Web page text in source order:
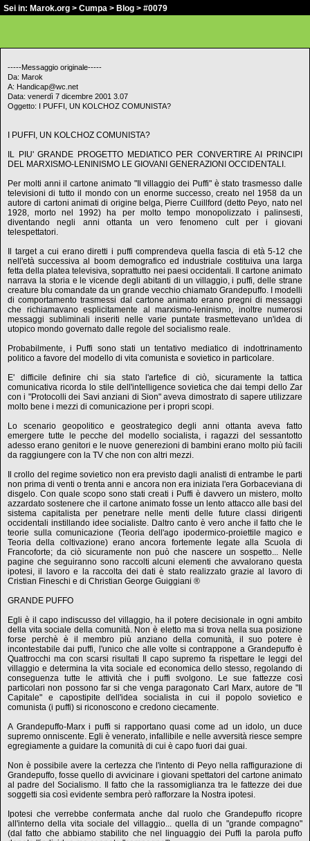
Sei in: Marok.org > Cumpa > Blog > #0079
-----Messaggio originale-----
Da: Marok
A: Handicap@wc.net
Data: venerdì 7 dicembre 2001 3.07
Oggetto: I PUFFI, UN KOLCHOZ COMUNISTA?
I PUFFI, UN KOLCHOZ COMUNISTA?
IL PIU' GRANDE PROGETTO MEDIATICO PER CONVERTIRE AI PRINCIPI
DEL MARXISMO-LENINISMO LE GIOVANI GENERAZIONI OCCIDENTALI.
Per molti anni il cartone animato "Il villaggio dei Puffi" è stato trasmesso dalle
televisioni di tutto il mondo con un enorme successo, creato nel 1958 da un
autore di cartoni animati di origine belga, Pierre Cuillford (detto Peyo, nato nel
1928, morto nel 1992) ha per molto tempo monopolizzato i palinsesti,
diventando negli anni ottanta un vero fenomeno cult per i giovani
telespettatori.
Il target a cui erano diretti i puffi comprendeva quella fascia di età 5-12 che
nell'età successiva al boom demografico ed industriale costituiva una larga
fetta della platea televisiva, soprattutto nei paesi occidentali. Il cartone animato
narrava la storia e le vicende degli abitanti di un villaggio, i puffi, delle strane
creature blu comandate da un grande vecchio chiamato Grandepuffo. I modelli
di comportamento trasmessi dal cartone animato erano pregni di messaggi
che richiamavano esplicitamente al marxismo-leninismo, inoltre numerosi
messaggi subliminali inseriti nelle varie puntate trasmettevano un'idea di
utopico mondo governato dalle regole del socialismo reale.
Probabilmente, i Puffi sono stati un tentativo mediatico di indottrinamento
politico a favore del modello di vita comunista e sovietico in particolare.
E' difficile definire chi sia stato l'artefice di ciò, sicuramente la tattica
comunicativa ricorda lo stile dell'intelligence sovietica che dai tempi dello Zar
con i "Protocolli dei Savi anziani di Sion" aveva dimostrato di sapere utilizzare
molto bene i mezzi di comunicazione per i propri scopi.
Lo scenario geopolitico e geostrategico degli anni ottanta aveva fatto
emergere tutte le pecche del modello socialista, i ragazzi del sessantotto
adesso erano genitori e le nuove generezioni di bambini erano molto più facili
da raggiungere con la TV che non con altri mezzi.
Il crollo del regime sovietico non era previsto dagli analisti di entrambe le parti
non prima di venti o trenta anni e ancora non era iniziata l'era Gorbaceviana di
disgelo. Con quale scopo sono stati creati i Puffi è davvero un mistero, molto
azzardato sostenere che il cartone animato fosse un lento attacco alle basi del
sistema capitalista per penetrare nelle menti delle future classi dirigenti
occidentali instillando idee socialiste. Daltro canto è vero anche il fatto che le
teorie sulla comunicazione (Teoria dell'ago ipodermico-proiettile magico e
Teoria della coltivazione) erano ancora fortemente legate alla Scuola di
Francoforte; da ciò sicuramente non può che nascere un sospetto... Nelle
pagine che seguiranno sono raccolti alcuni elementi che avvalorano questa
ipotesi, il lavoro e la raccolta dei dati è stato realizzato grazie al lavoro di
Cristian Fineschi e di Christian George Guiggiani ®
GRANDE PUFFO
Egli è il capo indiscusso del villaggio, ha il potere decisionale in ogni ambito
della vita sociale della comunità. Non è eletto ma si trova nella sua posizione
forse perchè è il membro più anziano della comunità, il suo potere è
incontestabile dai puffi, l'unico che alle volte si contrappone a Grandepuffo è
Quattrocchi ma con scarsi risultati Il capo supremo fa rispettare le leggi del
villaggio e determina la vita sociale ed economica dello stesso, regolando di
conseguenza tutte le attività che i puffi svolgono. Le sue fattezze così
particolari non possono far si che venga paragonato Carl Marx, autore de "Il
Capitale" e capostipite dell'idea socialista in cui il popolo sovietico e
comunista (i puffi) si riconoscono e credono ciecamente.
A Grandepuffo-Marx i puffi si rapportano quasi come ad un idolo, un duce
supremo onniscente. Egli è venerato, infallibile e nelle avversità riesce sempre
egregiamente a guidare la comunità di cui è capo fuori dai guai.
Non è possibile avere la certezza che l'intento di Peyo nella raffigurazione di
Grandepuffo, fosse quello di avvicinare i giovani spettatori del cartone animato
al padre del Socialismo. Il fatto che la rassomiglianza tra le fattezze dei due
soggetti sia così evidente sembra però rafforzare la Nostra ipotesi.
Ipotesi che verrebbe confermata anche dal ruolo che Grandepuffo ricopre
all'interno della vita sociale del villaggio... quella di un "grande compagno"
(dal fatto che abbiamo stabilito che nel linguaggio dei Puffi la parola puffo